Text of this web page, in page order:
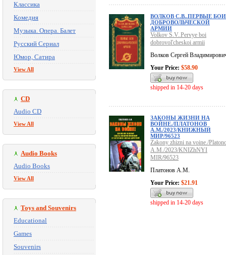
Классика
Комедия
Музыка. Опера. Балет
Русский Сериал
Юмор, Сатира
View All
CD
Audio CD
View All
Audio Books
Audio Books
View All
Toys and Souvenirs
Educational
Games
Souvenirs
ВОЛКОВ С.В..ПЕРВЫЕ БОИ
ДОБРОВОЛЬЧЕСКОЙ
АРМИИ
Volkov S.V..Pervye boi
dobrovol'cheskoi armii
Волков Сергей
Your Price: $58.90
shipped in 14-20 days
ЗАКОНЫ ЖИЗНИ НА
ВОЙНЕ./ПЛАТОНОВ
А.М./2023/КНИЖНЫЙ
МИР/96523
Zakony zhizni na voine./
A.M./2023/KNIZhNYI
MIR/96523
Платонов А.М.
Your Price: $21.91
shipped in 14-20 days